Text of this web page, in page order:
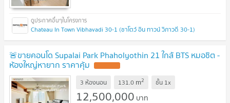
Chateau In Town Vibhavadi 30-1 (ชาโตว์ อิน ทาวน์ วิภาวดี 30-1)
🚨ขายคอนโด Supalai Park Phaholyothin 21 ใกล้ BTS หมอชิต -
ห้องใหญ่หายาก ราคาคุ้ม
3 ห้องนอน 131.0 m2 ชั้น 1x
12,500,000 บาท